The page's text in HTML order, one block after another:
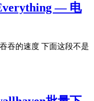
— 电
吞的速度 下面这段不是